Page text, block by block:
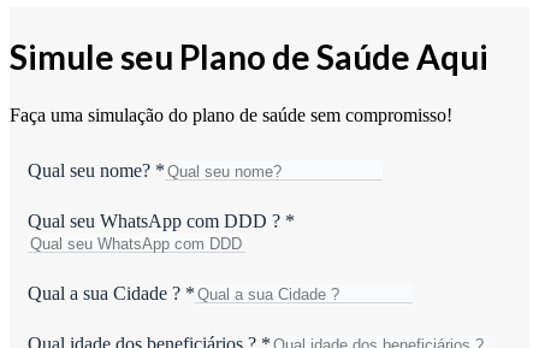
Simule seu Plano de Saúde Aqui
Faça uma simulação do plano de saúde sem compromisso!
Qual seu nome? *
Qual seu WhatsApp com DDD ? *
Qual a sua Cidade ? *